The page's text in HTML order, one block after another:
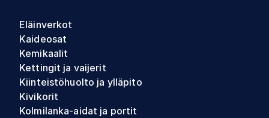
Eläinverkot
Kaideosat
Kemikaalit
Kettingit ja vaijerit
Kiinteistöhuolto ja ylläpito
Kivikorit
Kolmilanka-aidat ja portit